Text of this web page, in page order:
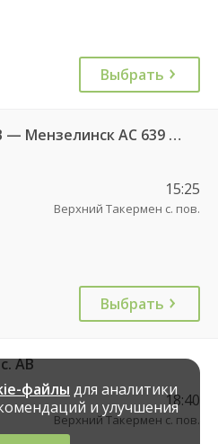
Выбрать
Набережные Челны АВ — Мензелинск АС 639 РТ
15:25
Верхний Такермен с. пов.
Выбрать
АВ
18:40
Верхний Такермен с. пов.
файлы для аналитики
и улучшения